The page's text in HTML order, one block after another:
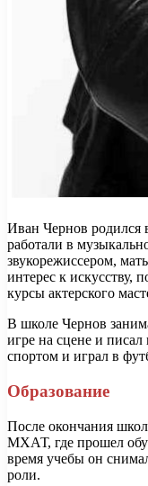
Иван Чернов родился
работали в
звукорежиссером,
интерес к искусству,
курсы актерского
В школе Чернов
игре на сцене и
спортом и играл в
Образование
После окончания
МХАТ, где прошел
время учебы он
роли.